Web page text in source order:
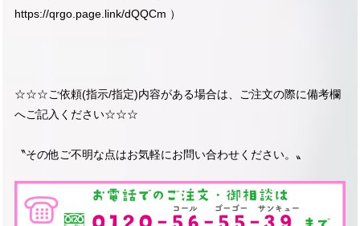
https://qrgo.page.link/dQQCm ）
☆☆☆ご依頼(指示/指定)内容がある場合は、ご注文の際に備考欄
へご記入ください☆☆☆
〝その他ご不明な点はお気軽にお問い合わせください。〟